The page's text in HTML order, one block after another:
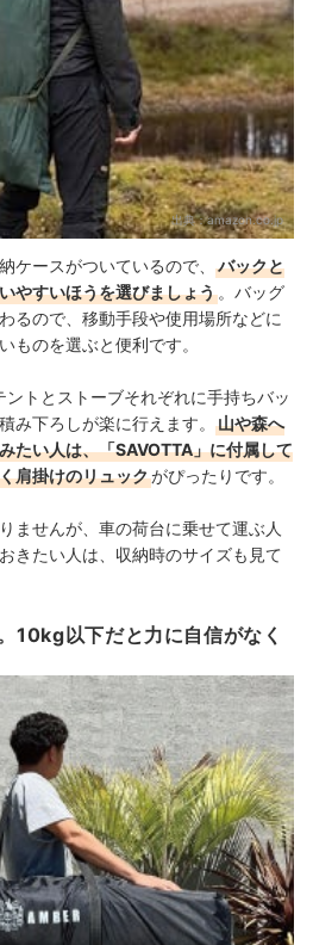
出典：amazon.co.jp
ケースがついているので、
バックと
やすいほうを選びましょう 。バッグ
るので、移動手段や使用場所などに
ものを選ぶと便利です。
トとストーブそれぞれに手持ちバッ
み下ろしが楽に行えます。
山や森へ
たい人は、「SAVOTTA」に付属して
肩掛けのリュックがぴったりです。
ませんが、 車の荷台に乗せて運ぶ人
きたい人は、収納時のサイズも見て
10kg以下だと力に自信がなく